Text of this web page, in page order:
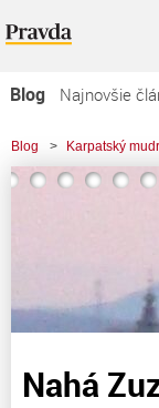
Blog
Najnovšie
Najčítanejšie články
Blog > Karpatský
Nahá